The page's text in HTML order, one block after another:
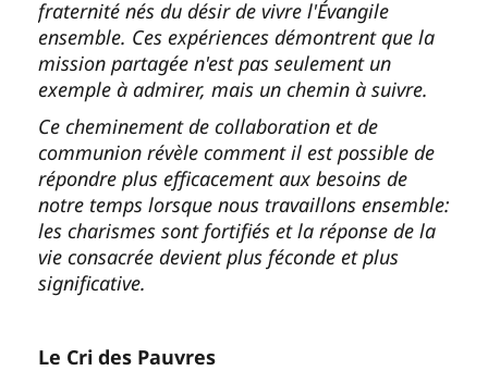
fraternité nés du désir de vivre l'Évangile
ensemble. Ces expériences démontrent que la
mission partagée n'est pas seulement un
exemple à admirer, mais un chemin à suivre.
Ce cheminement de collaboration et de
communion révèle comment il est possible de
répondre plus efficacement aux besoins de
notre temps lorsque nous travaillons ensemble:
les charismes sont fortifiés et la réponse de la
vie consacrée devient plus féconde et plus
significative.
Le Cri des Pauvres